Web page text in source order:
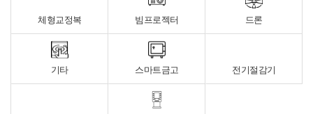
체형교정복 빔프로젝터 드론
기타 스마트금고 전기절감기